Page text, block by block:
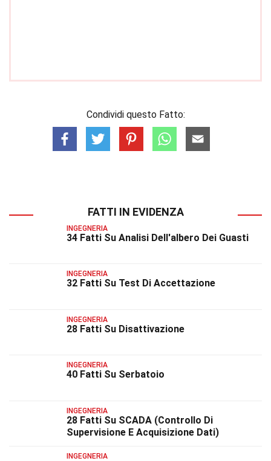
Condividi questo Fatto:
FATTI IN EVIDENZA
INGEGNERIA
34 Fatti Su Analisi Dell'albero Dei Guasti
INGEGNERIA
32 Fatti Su Test Di Accettazione
INGEGNERIA
28 Fatti Su Disattivazione
INGEGNERIA
40 Fatti Su Serbatoio
INGEGNERIA
28 Fatti Su SCADA (Controllo Di
Supervisione E Acquisizione Dati)
INGEGNERIA